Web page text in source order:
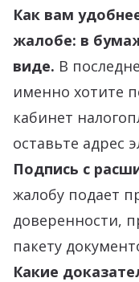
Как вам
жалобе: в
виде. В
именно хотите
кабинет
оставьте адрес
Подпись с
жалобу подает
доверенности,
пакету
Какие